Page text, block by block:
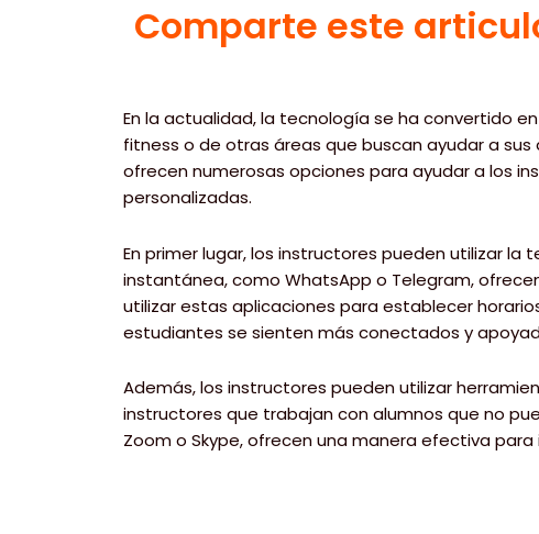
Comparte este
En la actualidad, la tecnología se ha convertido
fitness o de otras áreas que buscan ayudar a
ofrecen numerosas opciones para ayudar a los
personalizadas.
En primer lugar, los instructores pueden utilizar
instantánea, como WhatsApp o Telegram,
utilizar estas aplicaciones para establecer
estudiantes se sienten más conectados y
Además, los instructores pueden utilizar
instructores que trabajan con alumnos que no
Zoom o Skype, ofrecen una manera efectiva